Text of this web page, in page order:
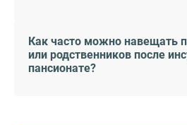
Как часто можно навещать
или родственников после
пансионате?